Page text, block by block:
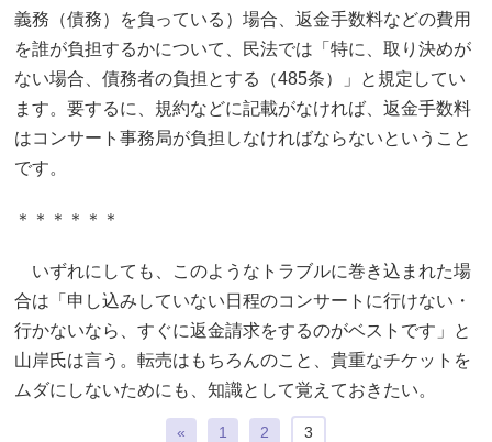
義務（債務）を負っている）場合、返金手数料などの費用
を誰が負担するかについて、民法では「特に、取り決めが
ない場合、債務者の負担とする（485条）」と規定してい
ます。要するに、規約などに記載がなければ、返金手数料
はコンサート事務局が負担しなければならないということ
です。
＊＊＊＊＊＊
いずれにしても、このようなトラブルに巻き込まれた場
合は「申し込みしていない日程のコンサートに行けない・
行かないなら、すぐに返金請求をするのがベストです」と
山岸氏は言う。転売はもちろんのこと、貴重なチケットを
ムダにしないためにも、知識として覚えておきたい。
« 1 2 3